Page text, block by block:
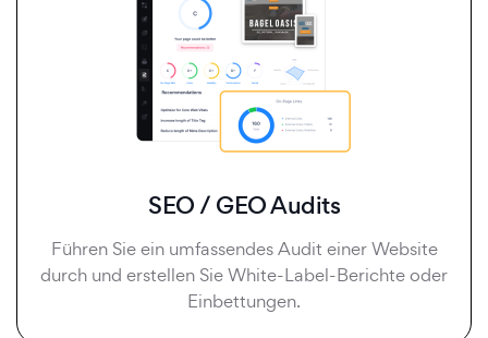
SEO / GEO Audits
Führen Sie ein umfassendes Audit einer Website
durch und erstellen Sie White-Label-Berichte oder
Einbettungen.